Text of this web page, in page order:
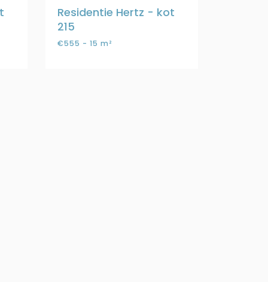
Residentie Hertz - kot
215
€555 - 15 m²